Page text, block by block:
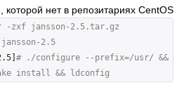
нет в репозитариях CentOS
-zxf jansson-2.5.tar.gz
2.5
# ./configure --prefix=/usr/ &&
install && ldconfig